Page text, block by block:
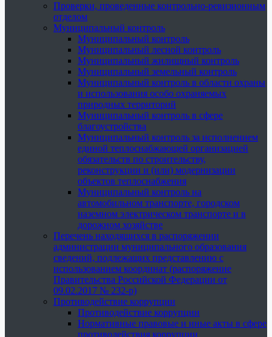
Проверки, проведенные контрольно-ревизионным
отделом
Муниципальный контроль
Муниципальный контроль
Муниципальный лесной контроль
Муниципальный жилищный контроль
Муниципальный земельный контроль
Муниципальный контроль в области охраны
и использования особо охраняемых
природных территорий
Муниципальный контроль в сфере
благоустройства
Муниципальный контроль за исполнением
единой теплоснабжающей организацией
обязательств по строительству,
реконструкции и (или) модернизации
объектов теплоснабжения
Муниципальный контроль на
автомобильном транспорте, городском
наземном электрическом транспорте и в
дорожном хозяйстве
Перечень находящихся в распоряжении
администрации муниципального образования
сведений, подлежащих представлению с
использованием координат (распоряжение
Правительства Российской Федерации от
09.02.2017 № 232-р)
Противодействие коррупции
Противодействие коррупции
Нормативные правовые и иные акты в сфере
противодействия коррупции